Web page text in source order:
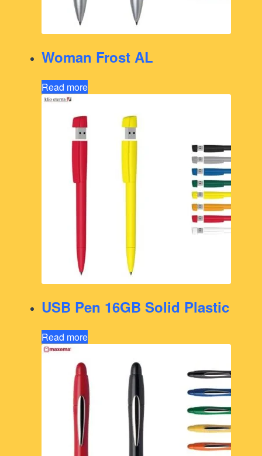
Woman Frost AL
Read more
USB Pen 16GB Solid Plastic
Read more